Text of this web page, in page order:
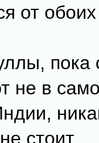
от обоих
пока
не в
стоит.